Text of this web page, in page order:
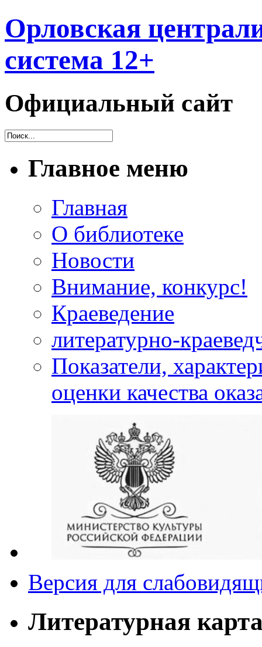
Орловская
система 12+
Официальный сайт
Главное меню
Главная
О библиотеке
Новости
Внимание, конкурс!
Краеведение
литературно-
Показатели,
оценки качества
Версия для
Литературная